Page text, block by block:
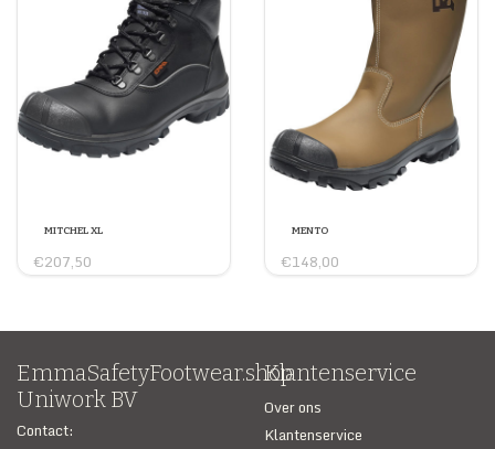
MITCHEL XL
€207,50
MENTO
€148,00
EmmaSafetyFootwear.shop
Uniwork BV
Contact:
Klantenservice
Over ons
Klantenservice